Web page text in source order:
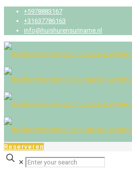
+5978883167
+31637786163
info@huishurensuriname.nl
Reserveren
✕